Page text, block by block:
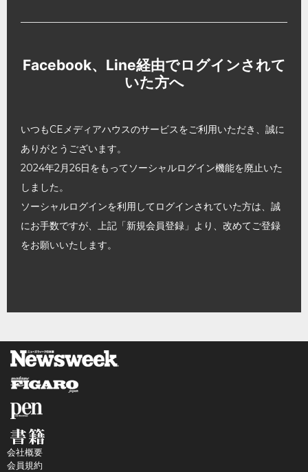
Facebook、Line経由でログインされて
いた方へ
いつもCEメディアハウスのサービスをご利用いただき、誠に
ありがとうございます。
2024年2月26日をもってソーシャルログイン機能を廃止いた
しました。
ソーシャルログインを利用してログインされていた方は、誠
にお手数ですが、上記「新規会員登録」より、改めてご登録
をお願いいたします。
会社概要
会員規約